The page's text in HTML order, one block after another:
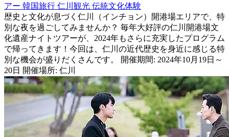
アー 韓国旅行 仁川観光 伝統文化体験
歴史と文化が息づく仁川（インチョン）開港場エリアで、特
別な夜を過ごしてみませんか？ 毎年大好評の仁川開港場文
化遺産ナイトツアーが、2024年もさらに充実したプログラム
で帰ってきます！今回は、仁川の近代歴史を身近に感じる特
別な機会が盛りだくさんです。 開催期間: 2024年10月19日～
20日 開催場所: 仁川